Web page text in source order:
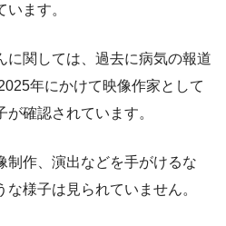
ます。
に関しては、過去に病気の報道
年にかけて映像作家として
確認されています。
制作、演出などを手がけるな
様子は見られていません。